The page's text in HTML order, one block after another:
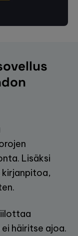
Lisäksi
häiritse ajoa.